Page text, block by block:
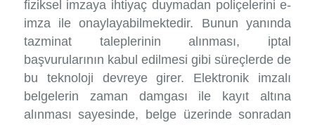
fiziksel imzaya ihtiyaç duymadan poliçelerini e-
imza ile onaylayabilmektedir. Bunun yanında
tazminat taleplerinin alınması, iptal
başvurularının kabul edilmesi gibi süreçlerde de
bu teknoloji devreye girer. Elektronik imzalı
belgelerin zaman damgası ile kayıt altına
alınması sayesinde, belge üzerinde sonradan